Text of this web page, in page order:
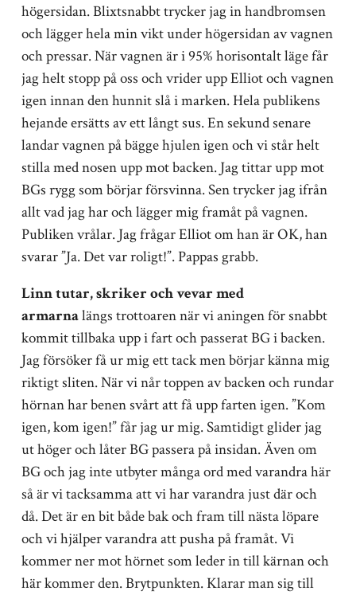
högersidan. Blixtsnabbt trycker jag in handbromsen
och lägger hela min vikt under högersidan av vagnen
och pressar. När vagnen är i 95% horisontalt läge får
jag helt stopp på oss och vrider upp Elliot och vagnen
igen innan den hunnit slå i marken. Hela publikens
hejande ersätts av ett långt sus. En sekund senare
landar vagnen på bägge hjulen igen och vi står helt
stilla med nosen upp mot backen. Jag tittar upp mot
BGs rygg som börjar försvinna. Sen trycker jag ifrån
allt vad jag har och lägger mig framåt på vagnen.
Publiken vrålar. Jag frågar Elliot om han är OK, han
svarar ”Ja. Det var roligt!”. Pappas grabb.
Linn tutar, skriker och vevar med
armarnalängs trottoaren när vi aningen för snabbt
kommit tillbaka upp i fart och passerat BG i backen.
Jag försöker få ur mig ett tack men börjar känna mig
riktigt sliten. När vi når toppen av backen och rundar
hörnan har benen svårt att få upp farten igen. ”Kom
igen, kom igen!” får jag ur mig. Samtidigt glider jag
ut höger och låter BG passera på insidan. Även om
BG och jag inte utbyter många ord med varandra här
så är vi tacksamma att vi har varandra just där och
då. Det är en bit både bak och fram till nästa löpare
och vi hjälper varandra att pusha på framåt. Vi
kommer ner mot hörnet som leder in till kärnan och
här kommer den. Brytpunkten. Klarar man sig till